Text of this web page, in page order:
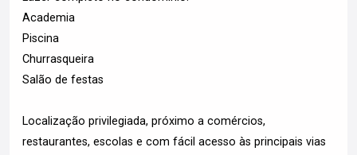
Academia
Piscina
Churrasqueira
Salão de festas
Localização privilegiada, próximo a comércios,
restaurantes, escolas e com fácil acesso às principais vias